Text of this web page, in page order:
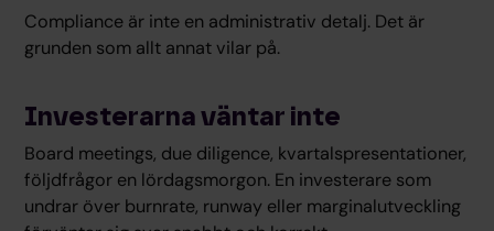
Compliance är inte en administrativ detalj. Det är
grunden som allt annat vilar på.
Investerarna väntar inte
Board meetings, due diligence, kvartalspresentationer,
följdfrågor en lördagsmorgon. En investerare som
undrar över burnrate, runway eller marginalutveckling